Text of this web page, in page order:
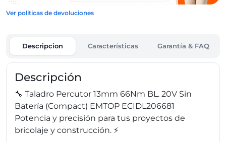
Ver políticas de devoluciones
Descripcion Características Garantía & FAQ
Descripción
🔧 Taladro Percutor 13mm 66Nm BL. 20V Sin
Batería (Compact) EMTOP ECIDL206681
Potencia y precisión para tus proyectos de
bricolaje y construcción. ⚡